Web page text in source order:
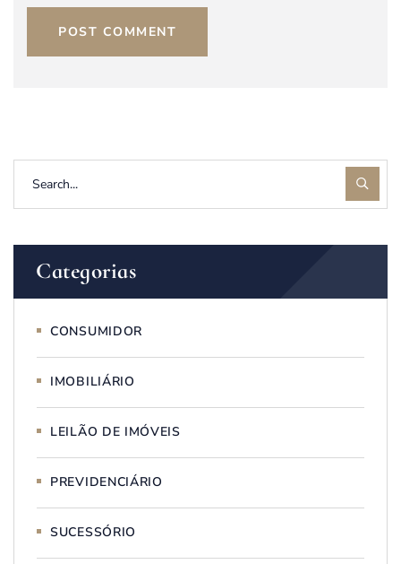
POST COMMENT
Categorias
CONSUMIDOR
IMOBILIÁRIO
LEILÃO DE IMÓVEIS
PREVIDENCIÁRIO
SUCESSÓRIO